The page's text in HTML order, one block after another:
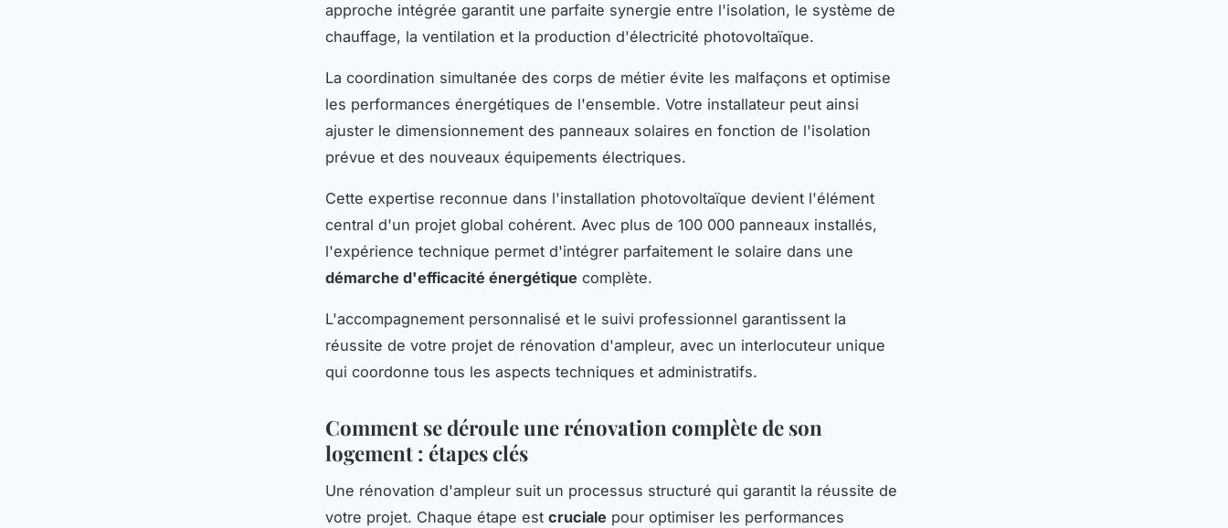
approche intégrée garantit une parfaite synergie entre l'isolation, le système de
chauffage, la ventilation et la production d'électricité photovoltaïque.
La coordination simultanée des corps de métier évite les malfaçons et optimise
les performances énergétiques de l'ensemble. Votre installateur peut ainsi
ajuster le dimensionnement des panneaux solaires en fonction de l'isolation
prévue et des nouveaux équipements électriques.
Cette expertise reconnue dans l'installation photovoltaïque devient l'élément
central d'un projet global cohérent. Avec plus de 100 000 panneaux installés,
l'expérience technique permet d'intégrer parfaitement le solaire dans une
démarche d'efficacité énergétique complète.
L'accompagnement personnalisé et le suivi professionnel garantissent la
réussite de votre projet de rénovation d'ampleur, avec un interlocuteur unique
qui coordonne tous les aspects techniques et administratifs.
Comment se déroule une rénovation complète de son
logement : étapes clés
Une rénovation d'ampleur suit un processus structuré qui garantit la réussite de
votre projet. Chaque étape est cruciale pour optimiser les performances